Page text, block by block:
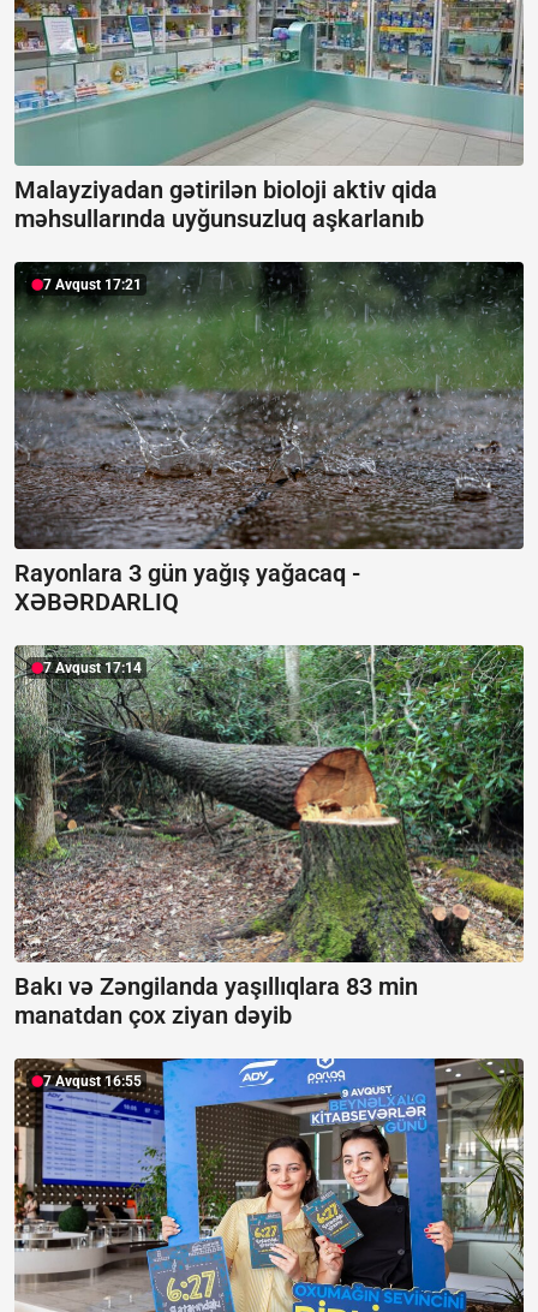
Malayziyadan gətirilən bioloji aktiv qida
məhsullarında uyğunsuzluq aşkarlanıb
7 Avqust 17:21
Rayonlara 3 gün yağış yağacaq -
XƏBƏRDARLIQ
7 Avqust 17:14
Bakı və Zəngilanda yaşıllıqlara 83 min
manatdan çox ziyan dəyib
7 Avqust 16:55